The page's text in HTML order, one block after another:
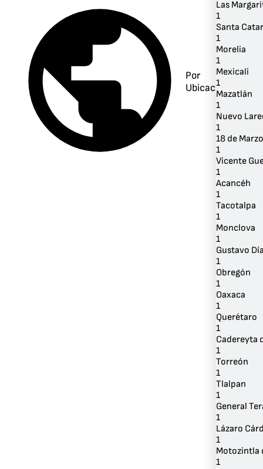
Por
Ubicación
Las
1
Santa
1
Morelia
1
Mexicali
1
Mazatlán
1
Nuevo
1
18 de Marzo
1
Vicente
1
Acancéh
1
Tacotalpa
1
Monclova
1
Gustavo
1
Obregón
1
Oaxaca
1
Querétaro
1
Cadereyta
1
Torreón
1
Tlalpan
1
General
1
Lázaro
1
Motozintla
1